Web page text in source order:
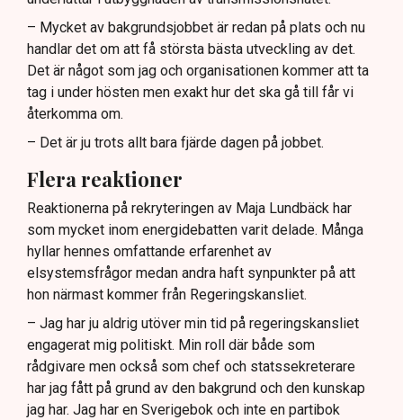
– Mycket av bakgrundsjobbet är redan på plats och nu
handlar det om att få största bästa utveckling av det.
Det är något som jag och organisationen kommer att ta
tag i under hösten men exakt hur det ska gå till får vi
återkomma om.
– Det är ju trots allt bara fjärde dagen på jobbet.
Flera reaktioner
Reaktionerna på rekryteringen av Maja Lundbäck har
som mycket inom energidebatten varit delade. Många
hyllar hennes omfattande erfarenhet av
elsystemsfrågor medan andra haft synpunkter på att
hon närmast kommer från Regeringskansliet.
– Jag har ju aldrig utöver min tid på regeringskansliet
engagerat mig politiskt. Min roll där både som
rådgivare men också som chef och statssekreterare
har jag fått på grund av den bakgrund och den kunskap
jag har. Jag har en Sverigebok och inte en partibok